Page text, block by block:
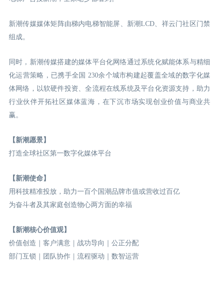
新潮传媒媒体矩阵由梯内电梯智能屏、新潮LCD、祥云门社区门禁
组成。
同时，新潮传媒搭建的媒体平台化网络通过系统化赋能体系与精细
化运营策略，已携手全国 230余个城市构建起覆盖全域的数字化媒
体网络，以软硬件投资、全流程在线系统及平台化资源支持，助力
行业伙伴开拓社区媒体蓝海，在下沉市场实现创业价值与商业共
赢。
【新潮愿景】
打造全球社区第一数字化媒体平台
【新潮使命】
用科技精准投放，助力一百个国潮品牌市值或营收过百亿
为奋斗者及其家庭创造物心两方面的幸福
【新潮核心价值观】
价值创造｜客户满意｜战功导向｜公正分配
部门互锁｜团队协作｜流程驱动｜数智运营